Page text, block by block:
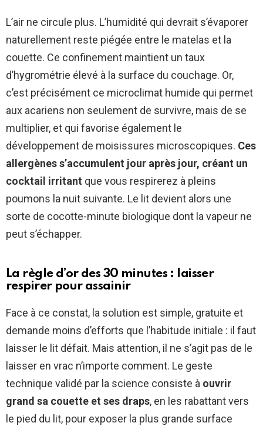
L’air ne circule plus. L’humidité qui devrait s’évaporer
naturellement reste piégée entre le matelas et la
couette. Ce confinement maintient un taux
d’hygrométrie élevé à la surface du couchage. Or,
c’est précisément ce microclimat humide qui permet
aux acariens non seulement de survivre, mais de se
multiplier, et qui favorise également le
développement de moisissures microscopiques. Ces
allergènes s’accumulent jour après jour, créant un
cocktail irritant que vous respirerez à pleins
poumons la nuit suivante. Le lit devient alors une
sorte de cocotte-minute biologique dont la vapeur ne
peut s’échapper.
La règle d’or des 30 minutes : laisser
respirer pour assainir
Face à ce constat, la solution est simple, gratuite et
demande moins d’efforts que l’habitude initiale : il faut
laisser le lit défait. Mais attention, il ne s’agit pas de le
laisser en vrac n’importe comment. Le geste
technique validé par la science consiste à ouvrir
grand sa couette et ses draps, en les rabattant vers
le pied du lit, pour exposer la plus grande surface